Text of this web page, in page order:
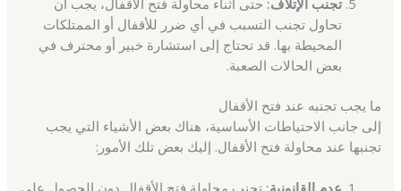
تجنب الإتلاف: حتى أثناء محاولة فتح الأقفال، يجب أن
تحاول تجنب التسبب في أي ضرر للأقفال أو الممتلكات
المحيطة بها. قد تحتاج إلى استشارة خبير أو محترف في
بعض الحالات الصعبة.
ما يجب تجنبه عند فتح الأقفال
إلى جانب الاحتياطات الأساسية، هناك بعض الأشياء التي يجب
تجنبها عند محاولة فتح الأقفال. إليك بعض تلك الأمور: